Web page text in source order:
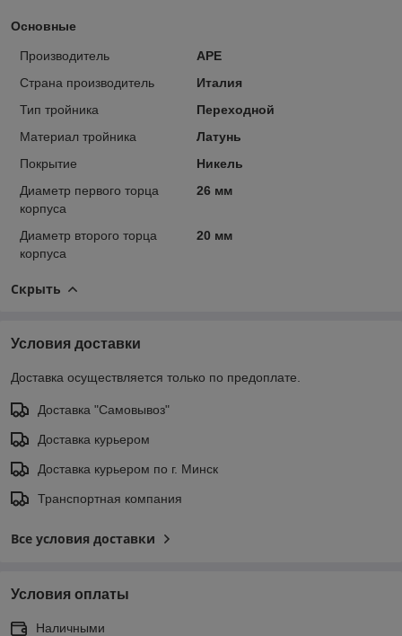
Основные
Производитель
APE
Страна производитель
Италия
Тип тройника
Переходной
Материал тройника
Латунь
Покрытие
Никель
Диаметр первого торца
корпуса
26 мм
Диаметр второго торца
корпуса
20 мм
Скрыть
Условия доставки
Доставка осуществляется только по предоплате.
Доставка "Самовывоз"
Доставка курьером
Доставка курьером по г. Минск
Транспортная компания
Все условия доставки
Условия оплаты
Наличными